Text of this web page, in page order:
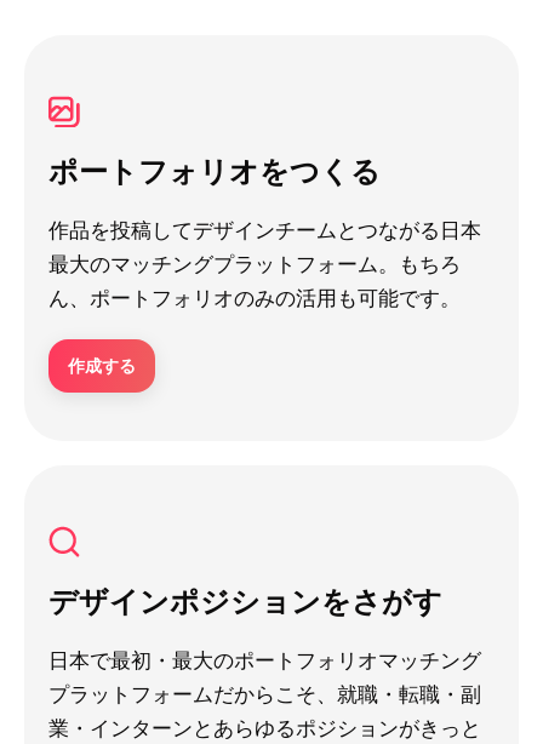
ポートフォリオをつくる
作品を投稿してデザインチームとつながる日本
最大のマッチングプラットフォーム。もちろ
ん、ポートフォリオのみの活用も可能です。
作成する
デザインポジションをさがす
日本で最初・最大のポートフォリオマッチング
プラットフォームだからこそ、就職・転職・副
業・インターンとあらゆるポジションがきっと